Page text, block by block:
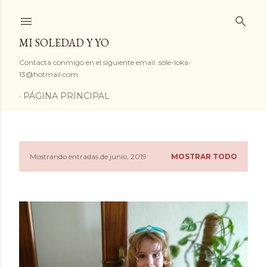
MI SOLEDAD Y YO
Contacta conmigo en el siguiente email: sole-loka-
13@hotmail.com
PÁGINA PRINCIPAL
E
r
Mostrando entradas de junio, 2019 MOSTRAR TODO